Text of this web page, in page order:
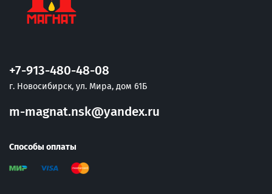
+7-913-480-48-08
г. Новосибирск, ул. Мира, дом 61Б
m-magnat.nsk@yandex.ru
Способы оплаты